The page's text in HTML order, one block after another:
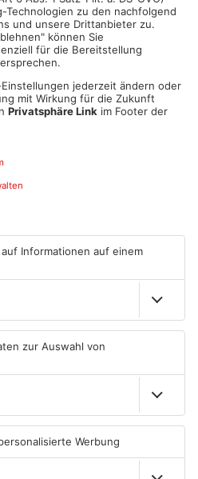
ANZEIGE
Gute Nachrichten für Pendler
Hanau
06.08.2026, 11:33 UHR IN MAIN-